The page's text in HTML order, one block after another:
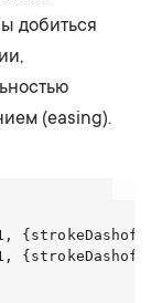
добиться
(easing).